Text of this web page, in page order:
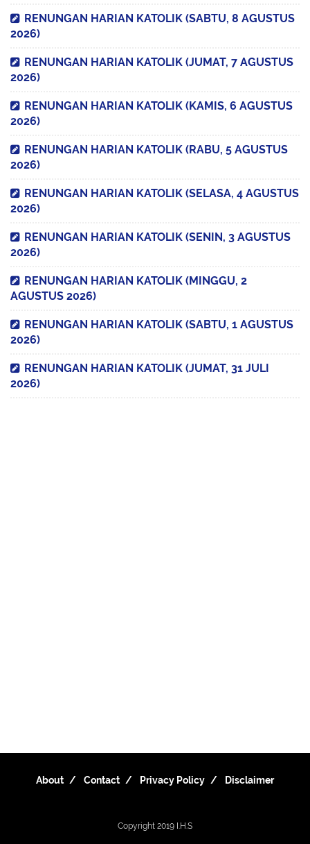
RENUNGAN HARIAN KATOLIK (SABTU, 8 AGUSTUS
2026)
RENUNGAN HARIAN KATOLIK (JUMAT, 7 AGUSTUS
2026)
RENUNGAN HARIAN KATOLIK (KAMIS, 6 AGUSTUS
2026)
RENUNGAN HARIAN KATOLIK (RABU, 5 AGUSTUS
2026)
RENUNGAN HARIAN KATOLIK (SELASA, 4 AGUSTUS
2026)
RENUNGAN HARIAN KATOLIK (SENIN, 3 AGUSTUS
2026)
RENUNGAN HARIAN KATOLIK (MINGGU, 2
AGUSTUS 2026)
RENUNGAN HARIAN KATOLIK (SABTU, 1 AGUSTUS
2026)
RENUNGAN HARIAN KATOLIK (JUMAT, 31 JULI
2026)
About Contact Privacy Policy Disclaimer
Copyright 2019 I.H.S